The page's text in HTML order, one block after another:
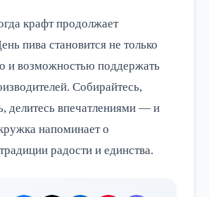
крафт продолжает
пива становится не только
и возможностью поддержать
Собирайтесь,
делитесь впечатлениями — и
напоминает о
радости и единства.